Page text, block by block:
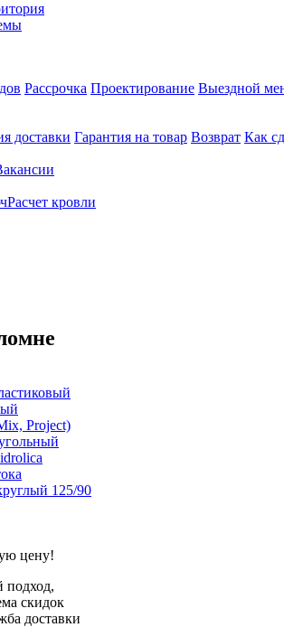
Рассрочка Проектирование Выездной
доставки Гарантия на товар Возврат Как
Расчет кровли
Project)
125/90
цену!
подход,
скидок
доставки